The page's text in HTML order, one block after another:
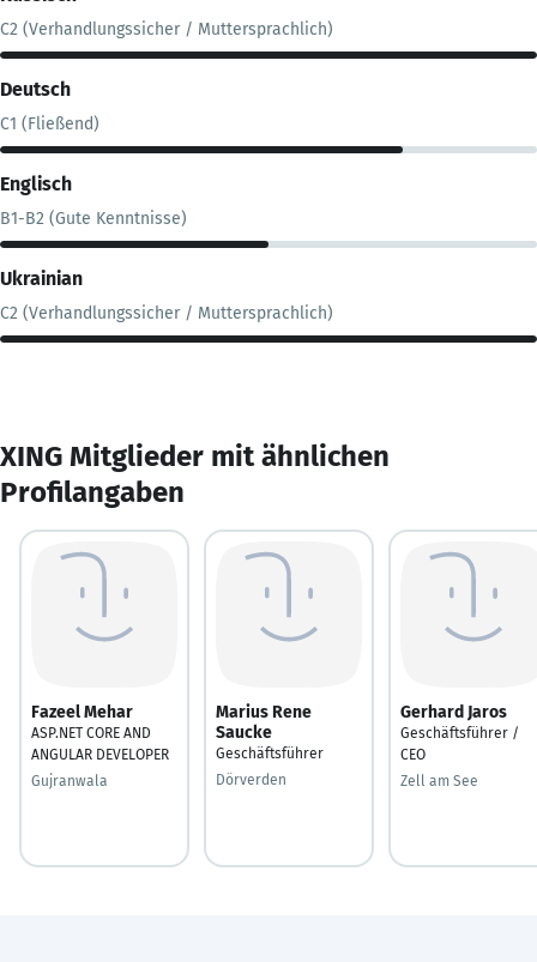
C2 (Verhandlungssicher / Muttersprachlich)
Deutsch
C1 (Fließend)
Englisch
B1-B2 (Gute Kenntnisse)
Ukrainian
C2 (Verhandlungssicher / Muttersprachlich)
XING Mitglieder mit ähnlichen
Profilangaben
Fazeel Mehar
ASP.NET CORE AND
ANGULAR DEVELOPER
Gujranwala
Marius Rene
Saucke
Geschäftsführer
Dörverden
Gerhard Jaros
Geschäftsführer /
CEO
Zell am See